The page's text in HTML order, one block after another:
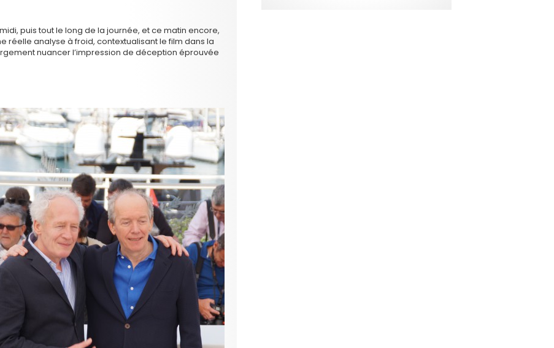
puis tout le long de la journée, et ce matin encore,
réelle analyse à froid, contextualisant le film dans la
nuancer l’impression de déception éprouvée